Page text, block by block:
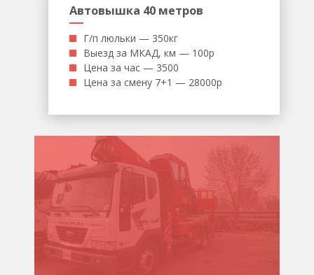
Автовышка 40 метров
Г/п люльки — 350кг
Выезд за МКАД, км — 100р
Цена за час — 3500
Цена за смену 7+1 — 28000р